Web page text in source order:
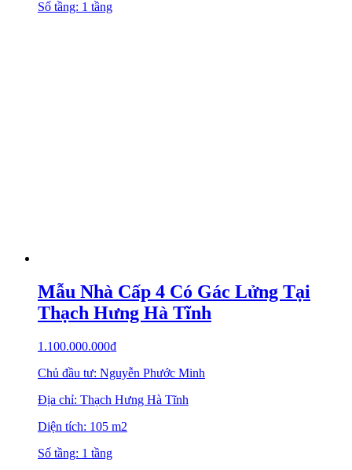
Số tầng: 1 tầng
Mẫu Nhà Cấp 4 Có Gác Lửng Tại
Thạch Hưng Hà Tĩnh
1.100.000.000₫
Chủ đầu tư: Nguyễn Phước Minh
Địa chỉ: Thạch Hưng Hà Tĩnh
Diện tích: 105 m2
Số tầng: 1 tầng